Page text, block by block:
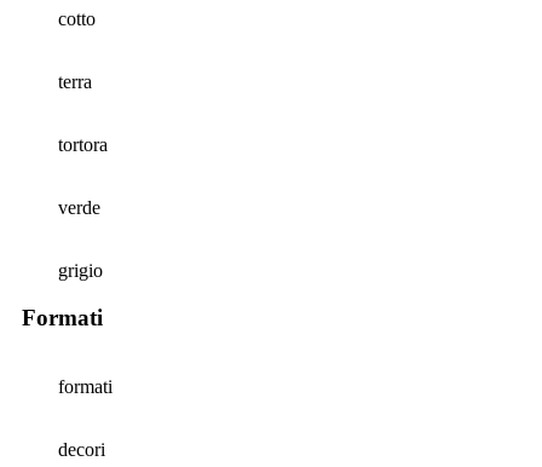
cotto
terra
tortora
verde
grigio
Formati
formati
decori